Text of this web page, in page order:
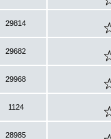
29814
29682
29968
1124
28985